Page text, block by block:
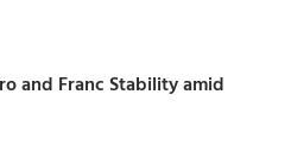
and Franc Stability amid